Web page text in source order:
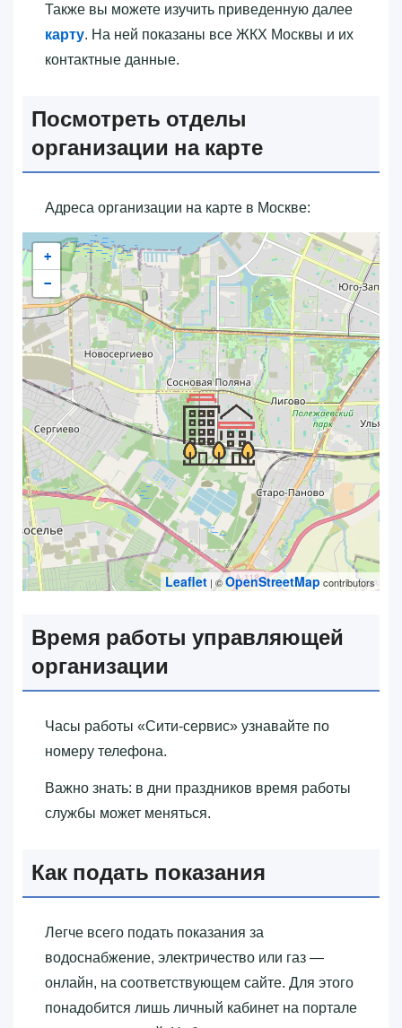
Также вы можете изучить приведенную далее
карту. На ней показаны все ЖКХ Москвы и их
контактные данные.
Посмотреть отделы
организации на карте
Адреса организации на карте в Москве:
+
−
Leaflet | ©OpenStreetMap contributors
Время работы управляющей
организации
Часы работы «‎Сити-сервис»‎ узнавайте по
номеру телефона.
Важно знать: в дни праздников время работы
службы может меняться.
Как подать показания
Легче всего подать показания за
водоснабжение, электричество или газ —
онлайн, на соответствующем сайте. Для этого
понадобится лишь личный кабинет на портале